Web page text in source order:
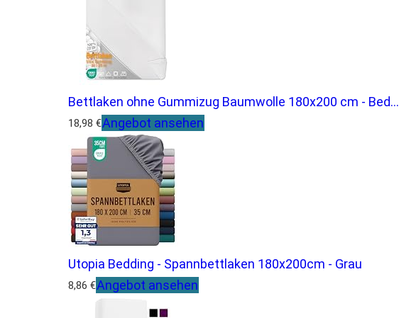
Bettlaken ohne Gummizug Baumwolle 180x200 cm - Bed...
18,98 €Angebot ansehen
Utopia Bedding - Spannbettlaken 180x200cm - Grau
8,86 €Angebot ansehen